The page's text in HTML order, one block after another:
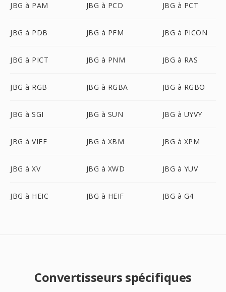
JBG à PAM JBG à PCD JBG à PCT
JBG à PDB JBG à PFM JBG à PICON
JBG à PICT JBG à PNM JBG à RAS
JBG à RGB JBG à RGBA JBG à RGBO
JBG à SGI JBG à SUN JBG à UYVY
JBG à VIFF JBG à XBM JBG à XPM
JBG à XV JBG à XWD JBG à YUV
JBG à HEIC JBG à HEIF JBG à G4
Convertisseurs spécifiques